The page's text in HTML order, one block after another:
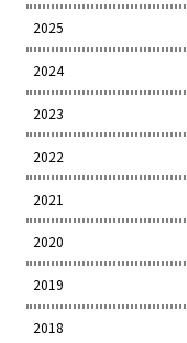
2025
2024
2023
2022
2021
2020
2019
2018